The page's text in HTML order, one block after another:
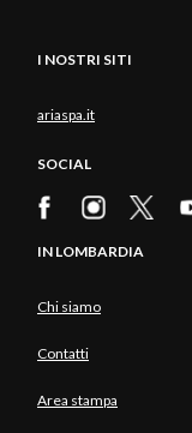
I NOSTRI SITI
ariaspa.it
SOCIAL
IN LOMBARDIA
Chi siamo
Contatti
Area stampa